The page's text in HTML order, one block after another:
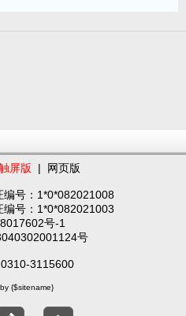
屏版 | 网页版
编号：1*0*082021008
编号：1*0*082021003
号-1
号
3115600
{$sitename}